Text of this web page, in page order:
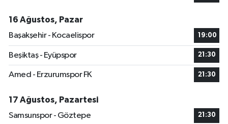
16 Ağustos, Pazar
Başakşehir - Kocaelispor
19:00
Beşiktaş - Eyüpspor 21:30
Amed - Erzurumspor FK 21:30
17 Ağustos, Pazartesi
Samsunspor - Göztepe
21:30